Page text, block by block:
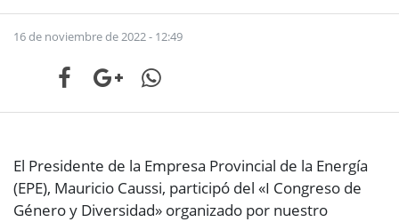
16 de noviembre de 2022 - 12:49
El Presidente de la Empresa Provincial de la Energía
(EPE), Mauricio Caussi, participó del «I Congreso de
Género y Diversidad» organizado por nuestro